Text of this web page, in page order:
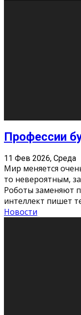
Как
11 Фев 2026, Среда
Стресс –
факторов,
больше, чем
стрессовым
Новости